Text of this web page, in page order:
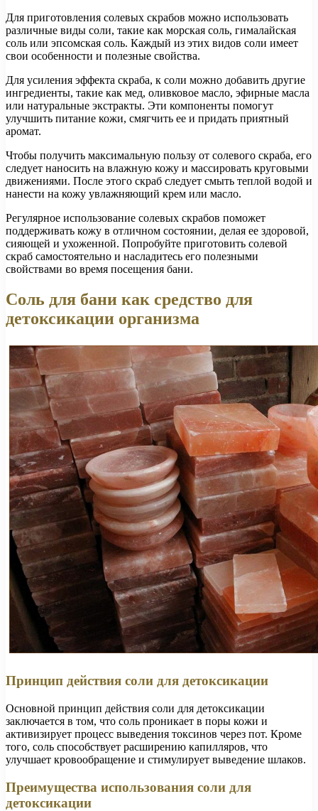
Для приготовления солевых скрабов можно использовать
различные виды соли, такие как морская соль, гималайская
соль или эпсомская соль. Каждый из этих видов соли имеет
свои особенности и полезные свойства.
Для усиления эффекта скраба, к соли можно добавить другие
ингредиенты, такие как мед, оливковое масло, эфирные масла
или натуральные экстракты. Эти компоненты помогут
улучшить питание кожи, смягчить ее и придать приятный
аромат.
Чтобы получить максимальную пользу от солевого скраба, его
следует наносить на влажную кожу и массировать круговыми
движениями. После этого скраб следует смыть теплой водой и
нанести на кожу увлажняющий крем или масло.
Регулярное использование солевых скрабов поможет
поддерживать кожу в отличном состоянии, делая ее здоровой,
сияющей и ухоженной. Попробуйте приготовить солевой
скраб самостоятельно и насладитесь его полезными
свойствами во время посещения бани.
Соль для бани как средство для
детоксикации организма
Принцип действия соли для детоксикации
Основной принцип действия соли для детоксикации
заключается в том, что соль проникает в поры кожи и
активизирует процесс выведения токсинов через пот. Кроме
того, соль способствует расширению капилляров, что
улучшает кровообращение и стимулирует выведение шлаков.
Преимущества использования соли для
детоксикации